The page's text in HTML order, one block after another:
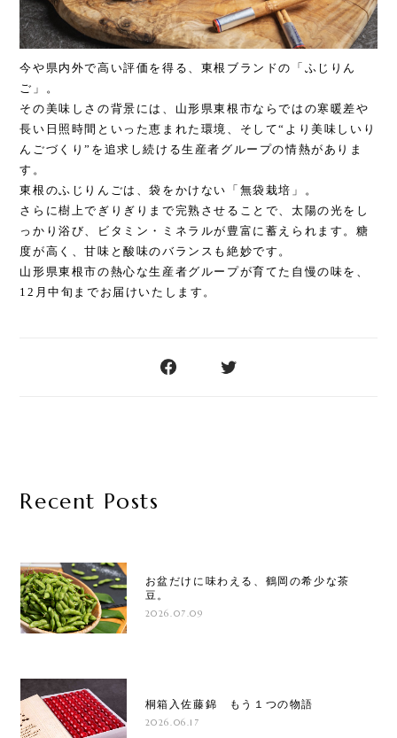
今や県内外で高い評価を得る、東根ブランドの「ふじりん
ご」。
その美味しさの背景には、山形県東根市ならではの寒暖差や
長い日照時間といった恵まれた環境、そして“より美味しいり
んごづくり”を追求し続ける生産者グループの情熱がありま
す。
東根のふじりんごは、袋をかけない「無袋栽培」。
さらに樹上でぎりぎりまで完熟させることで、太陽の光をし
っかり浴び、ビタミン・ミネラルが豊富に蓄えられます。糖
度が高く、甘味と酸味のバランスも絶妙です。
山形県東根市の熱心な生産者グループが育てた自慢の味を、
12月中旬までお届けいたします。
Recent Posts
お盆だけに味わえる、鶴岡の希少な茶
豆。
2026.07.09
桐箱入佐藤錦 もう１つの物語
2026.06.17